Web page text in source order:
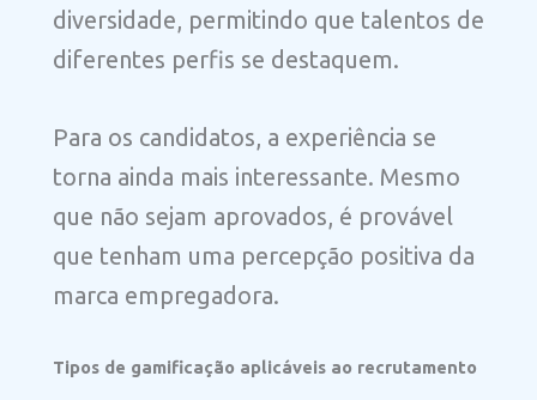
diversidade, permitindo que talentos de
diferentes perfis se destaquem.
Para os candidatos, a experiência se
torna ainda mais interessante. Mesmo
que não sejam aprovados, é provável
que tenham uma percepção positiva da
marca empregadora.
Tipos de gamificação aplicáveis ao recrutamento